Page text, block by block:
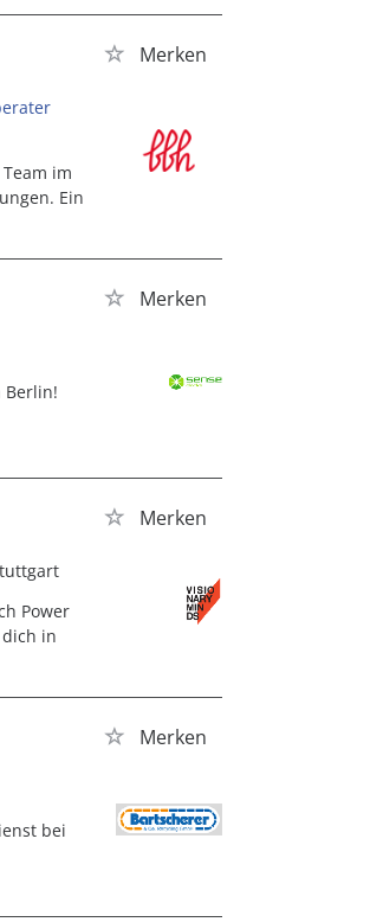
Merken
im
Ein
Merken
Berlin!
Merken
Power
in
Merken
bei